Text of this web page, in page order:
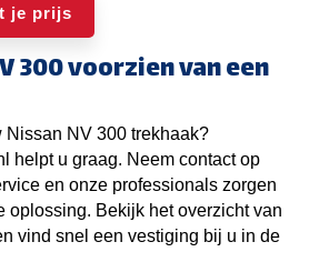
je prijs
300 voorzien van een
Nissan NV 300 trekhaak?
helpt u graag. Neem contact op
en onze professionals zorgen
oplossing. Bekijk het overzicht van
vind snel een vestiging bij u in de